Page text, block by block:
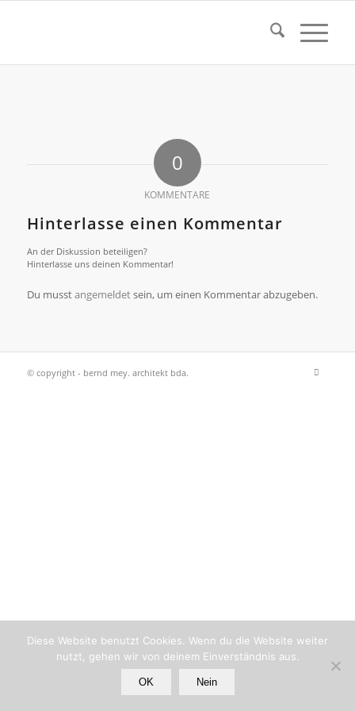
0
KOMMENTARE
Hinterlasse einen Kommentar
An der Diskussion beteiligen?
Hinterlasse uns deinen Kommentar!
Du musstangemeldetsein, um einen Kommentar abzugeben.
© copyright - bernd mey. architekt bda.
Diese Website benutzt Cookies. Wenn du die Website weiter
nutzt, gehen wir von deinem Einverständnis aus.
OK Nein